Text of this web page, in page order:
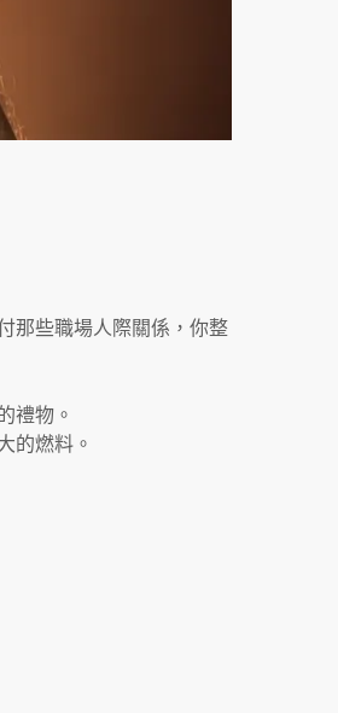
那些職場人際關係，你整
禮物。
的燃料。